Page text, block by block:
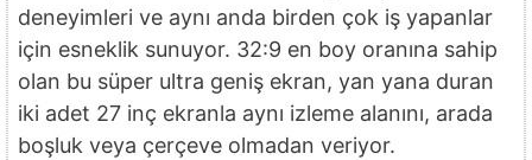
deneyimleri ve aynı anda birden çok iş yapanlar
için esneklik sunuyor. 32:9 en boy oranına sahip
olan bu süper ultra geniş ekran, yan yana duran
iki adet 27 inç ekranla aynı izleme alanını, arada
boşluk veya çerçeve olmadan veriyor.